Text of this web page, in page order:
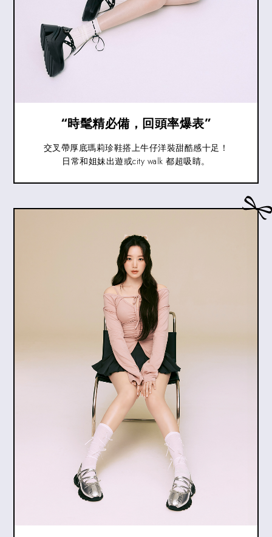
“時髦精必備，回頭率爆表”
交叉帶厚底瑪莉珍鞋搭上牛仔洋裝甜酷感十足！
日常和姐妹出遊或city walk 都超吸睛。